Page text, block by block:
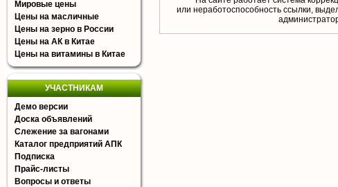
Мировые цены
Цены на масличные
Цены на зерно в России
Цены на АК в Китае
Цены на витамины в Китае
УЧАСТНИКАМ
Демо версии
Доска объявлений
Слежение за вагонами
Каталог предприятий АПК
Подписка
Прайс-листы
Вопросы и ответы
или неработоспособность ссылки,